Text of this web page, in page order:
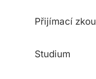
Přijímací
Studium